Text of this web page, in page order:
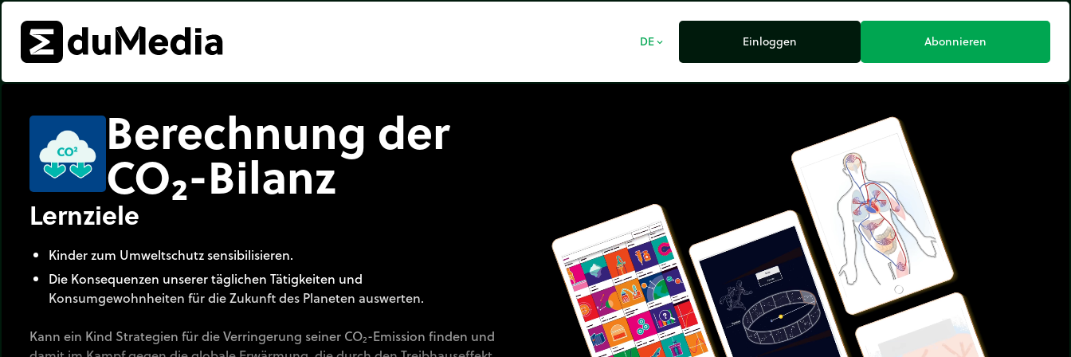
DE expand_more Einloggen Abonnieren
Berechnung der
CO₂-Bilanz
Lernziele
Kinder zum Umweltschutz sensibilisieren.
Die Konsequenzen unserer täglichen Tätigkeiten und
Konsumgewohnheiten für die Zukunft des Planeten auswerten.
Kann ein Kind Strategien für die Verringerung seiner CO₂-Emission finden und